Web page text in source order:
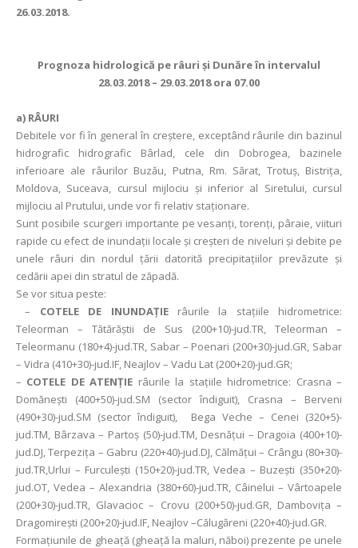
26.03.2018.
Prognoza hidrologică pe râuri şi Dunăre în intervalul
28.03.2018 – 29.03.2018 ora 07.00
a) RÂURI
Debitele vor fi în general în creștere, exceptând râurile din bazinul
hidrografic hidrografic Bârlad, cele din Dobrogea, bazinele
inferioare ale râurilor Buzău, Putna, Rm. Sărat, Trotuș, Bistrița,
Moldova, Suceava, cursul mijlociu și inferior al Siretului, cursul
mijlociu al Prutului, unde vor fi relativ staţionare.
Sunt posibile scurgeri importante pe vesanţi, torenţi, pâraie, viituri
rapide cu efect de inundaţii locale şi creşteri de niveluri şi debite pe
unele râuri din nordul ţării datorită precipitaţiilor prevăzute și
cedării apei din stratul de zăpadă.
Se vor situa peste:
– COTELE DE INUNDAȚIErâurile la stațiile hidrometrice:
Teleorman – Tătărăștii de Sus (200+10)-jud.TR, Teleorman –
Teleormanu (180+4)-jud.TR, Sabar – Poenari (200+30)-jud.GR, Sabar
– Vidra (410+30)-jud.IF, Neajlov – Vadu Lat (200+20)-jud.GR;
– COTELE DE ATENȚIE râurile la stațiile hidrometrice: Crasna –
Domăneşti (400+50)-jud.SM (sector îndiguit), Crasna – Berveni
(490+30)-jud.SM (sector îndiguit), Bega Veche – Cenei (320+5)-
jud.TM, Bârzava – Partoş (50)-jud.TM, Desnățui – Dragoia (400+10)-
jud.DJ, Terpezița – Gabru (220+40)-jud.DJ, Călmățui – Crângu (80+30)-
jud.TR,Urlui – Furculești (150+20)-jud.TR, Vedea – Buzești (350+20)-
jud.OT, Vedea – Alexandria (380+60)-jud.TR, Câinelui – Vârtoapele
(200+30)-jud.TR, Glavacioc – Crovu (200+50)-jud.GR, Damboviţa –
Dragomireşti (200+20)-jud.IF, Neajlov –Călugăreni (220+40)-jud.GR.
Formaţiunile de gheaţă (gheaţă la maluri, năboi) prezente pe unele